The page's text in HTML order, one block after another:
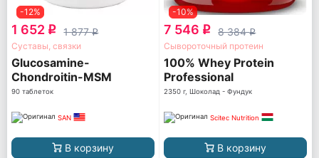
-12%
1 652 q 1 877q
Суставы, связки
Glucosamine-
Chondroitin-MSM
90 таблеток
SAN
В корзину
-10%
7 546 q 8 384q
Сывороточный протеин
100% Whey Protein
Professional
2350 г, Шоколад - Фундук
Scitec Nutrition
В корзину